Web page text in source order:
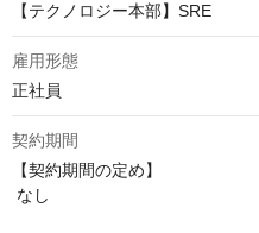
【テクノロジー本部】SRE
雇用形態
正社員
契約期間
【契約期間の定め】